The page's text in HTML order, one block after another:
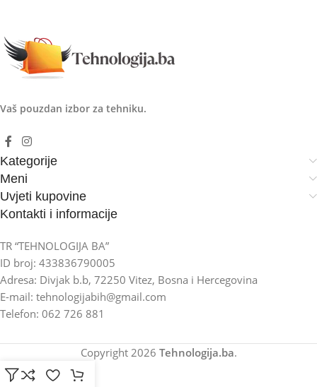
Vaš pouzdan izbor za tehniku.
Kategorije
Meni
Uvjeti kupovine
Kontakti i informacije
TR “TEHNOLOGIJA BA”
ID broj: 433836790005
Adresa: Divjak b.b, 72250 Vitez, Bosna i Hercegovina
E-mail: tehnologijabih@gmail.com
Telefon: 062 726 881
Copyright 2026 Tehnologija.ba.